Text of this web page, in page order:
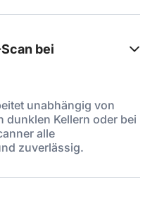
bei
unabhängig von
dunklen Kellern oder bei
alle
zuverlässig.